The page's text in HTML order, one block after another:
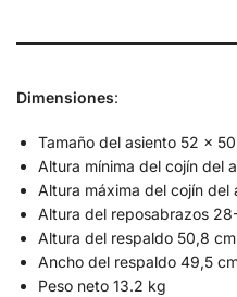
Dimensiones:
Tamaño del asiento 52 x
Altura mínima del cojín del
Altura máxima del cojín del
Altura del reposabrazos
Altura del respaldo 50,8 cm
Ancho del respaldo 49,5
Peso neto 13.2 kg